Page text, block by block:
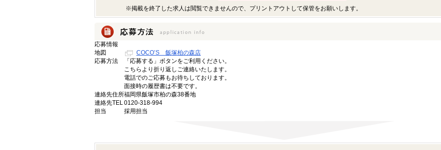
※掲載を終了した求人は閲覧できませんので、プリントアウトして保管をお願いします。
応募情報
地図
COCO’S 飯塚柏の森店
応募方法
「応募する」ボタンをご利用ください。
こちらより折り返しご連絡いたします。
電話でのご応募もお待ちしております。
面接時の履歴書は不要です。
連絡先住所福岡県飯塚市柏の森38番地
連絡先TEL0120-318-994
担当
採用担当